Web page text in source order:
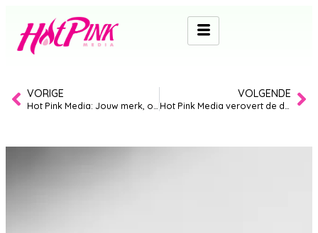
VORIGE
Hot Pink Media: Jouw merk, ons netwerk, indrukwekkende resultaten
VOLGENDE
Hot Pink Media verovert de derde plek in de Emerce 100 van 2025!